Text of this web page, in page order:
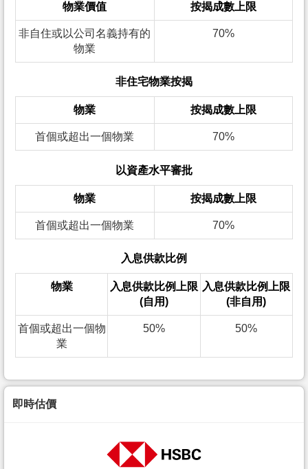
物業價值 按揭成數上限
非自住或以公司名義持有的
物業
70%
非住宅物業按揭
物業 按揭成數上限
首個或超出一個物業 70%
以資產水平審批
物業 按揭成數上限
首個或超出一個物業 70%
入息供款比例
物業
入息供款比例上限
(自用)
入息供款比例上限
(非自用)
首個或超出一個物
業
50% 50%
即時估價